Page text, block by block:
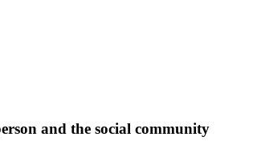
and the social community